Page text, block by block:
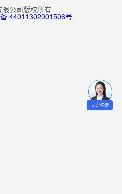
公司版权所有
44011302001506号
立即咨询